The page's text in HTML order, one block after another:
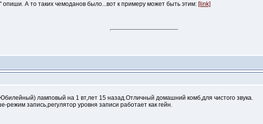
А то таких чемоданов было...вот к примеру может быть этим: [link]
ламповый на 1 вт,лет 15 назад.Отличный домашний комб,для чистого звука.
запись,регулятор уровня записи работает как гейн.